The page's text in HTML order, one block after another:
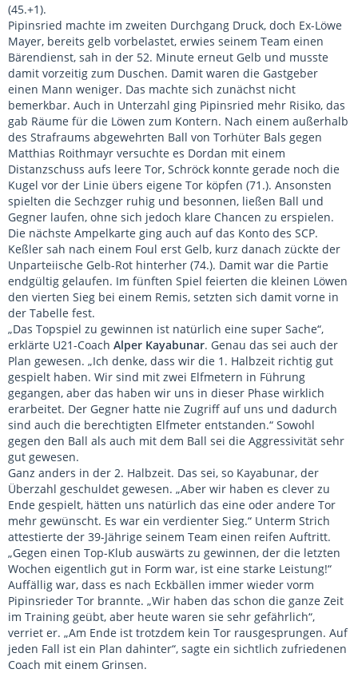
(45.+1).
Pipinsried machte im zweiten Durchgang Druck, doch Ex-Löwe
Mayer, bereits gelb vorbelastet, erwies seinem Team einen
Bärendienst, sah in der 52. Minute erneut Gelb und musste
damit vorzeitig zum Duschen. Damit waren die Gastgeber
einen Mann weniger. Das machte sich zunächst nicht
bemerkbar. Auch in Unterzahl ging Pipinsried mehr Risiko, das
gab Räume für die Löwen zum Kontern. Nach einem außerhalb
des Strafraums abgewehrten Ball von Torhüter Bals gegen
Matthias Roithmayr versuchte es Dordan mit einem
Distanzschuss aufs leere Tor, Schröck konnte gerade noch die
Kugel vor der Linie übers eigene Tor köpfen (71.). Ansonsten
spielten die Sechzger ruhig und besonnen, ließen Ball und
Gegner laufen, ohne sich jedoch klare Chancen zu erspielen.
Die nächste Ampelkarte ging auch auf das Konto des SCP.
Keßler sah nach einem Foul erst Gelb, kurz danach zückte der
Unparteiische Gelb-Rot hinterher (74.). Damit war die Partie
endgültig gelaufen. Im fünften Spiel feierten die kleinen Löwen
den vierten Sieg bei einem Remis, setzten sich damit vorne in
der Tabelle fest.
„Das Topspiel zu gewinnen ist natürlich eine super Sache“,
erklärte U21-Coach Alper Kayabunar. Genau das sei auch der
Plan gewesen. „Ich denke, dass wir die 1. Halbzeit richtig gut
gespielt haben. Wir sind mit zwei Elfmetern in Führung
gegangen, aber das haben wir uns in dieser Phase wirklich
erarbeitet. Der Gegner hatte nie Zugriff auf uns und dadurch
sind auch die berechtigten Elfmeter entstanden.“ Sowohl
gegen den Ball als auch mit dem Ball sei die Aggressivität sehr
gut gewesen.
Ganz anders in der 2. Halbzeit. Das sei, so Kayabunar, der
Überzahl geschuldet gewesen. „Aber wir haben es clever zu
Ende gespielt, hätten uns natürlich das eine oder andere Tor
mehr gewünscht. Es war ein verdienter Sieg.“ Unterm Strich
attestierte der 39-Jährige seinem Team einen reifen Auftritt.
„Gegen einen Top-Klub auswärts zu gewinnen, der die letzten
Wochen eigentlich gut in Form war, ist eine starke Leistung!“
Auffällig war, dass es nach Eckbällen immer wieder vorm
Pipinsrieder Tor brannte. „Wir haben das schon die ganze Zeit
im Training geübt, aber heute waren sie sehr gefährlich“,
verriet er. „Am Ende ist trotzdem kein Tor rausgesprungen. Auf
jeden Fall ist ein Plan dahinter“, sagte ein sichtlich zufriedenen
Coach mit einem Grinsen.